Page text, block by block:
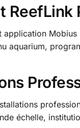
ReefLink
application
aquarium,
échelle,